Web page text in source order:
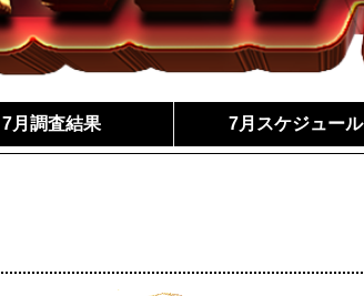
7月調査結果 7月スケジュール